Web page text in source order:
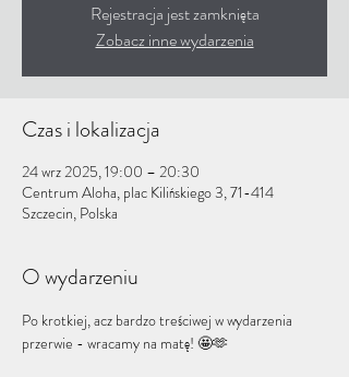
Rejestracja jest zamknięta
Zobacz inne wydarzenia
Czas i lokalizacja
24 wrz 2025, 19:00 – 20:30
Centrum Aloha, plac Kilińskiego 3, 71-414
Szczecin, Polska
O wydarzeniu
Po krotkiej, acz bardzo treściwej w wydarzenia
przerwie - wracamy na matę! 🤩🫶